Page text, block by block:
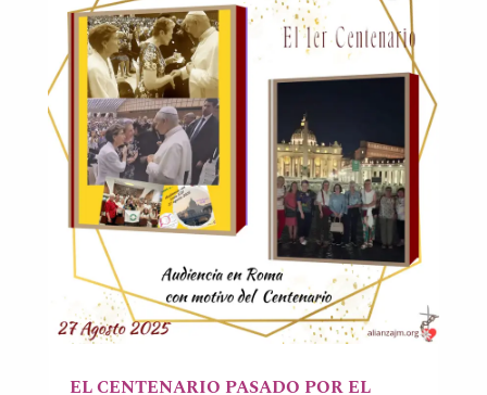
EL CENTENARIO PASADO POR EL